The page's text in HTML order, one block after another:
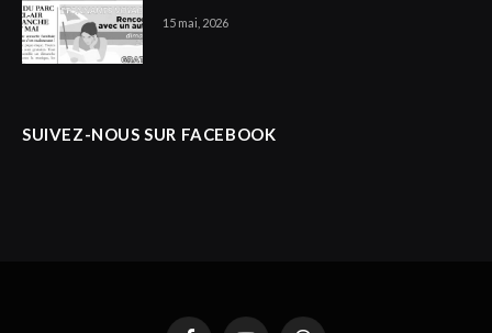
15 mai, 2026
SUIVEZ-NOUS SUR FACEBOOK